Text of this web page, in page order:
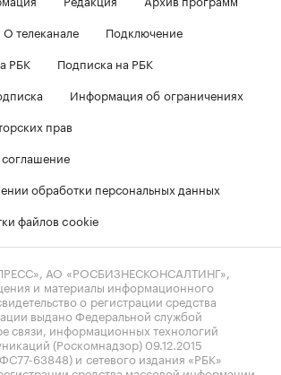
О телеканале
Подключение
РБК
Подписка на РБК
Информация об ограничениях
прав
соглашение
обработки персональных данных
файлов cookie
АО «РОСБИЗНЕСКОНСАЛТИНГ»,
и материалы информационного
о регистрации средства
выдано Федеральной службой
связи, информационных технологий
(Роскомнадзор) 09.12.2015
63848) и сетевого издания «РБК»